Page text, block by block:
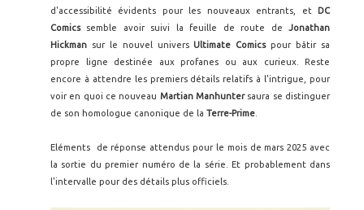
d'accessibilité évidents pour les nouveaux entrants, et
DC
Comicssemble avoir suivi la feuille de route de Jonathan
Hickman sur le nouvel universUltimate Comicspour bâtir sa
propre ligne destinée aux profanes ou aux curieux. Reste
encore à attendre les premiers détails relatifs à l'intrigue, pour
voir en quoi ce nouveau Martian Manhuntersaura se distinguer
de son homologue canonique de la Terre-Prime
Eléments de réponse attendus pour le mois de mars 2025 avec
la sortie du premier numéro de la série. Et probablement dans
l'intervalle pour des détails plus officiels.